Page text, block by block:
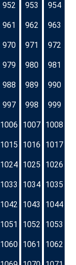
952 953 954
961 962 963
970 971 972
979 980 981
988 989 990
997 998 999
1006 1007 1008
1015 1016 1017
1024 1025 1026
1033 1034 1035
1042 1043 1044
1051 1052 1053
1060 1061 1062